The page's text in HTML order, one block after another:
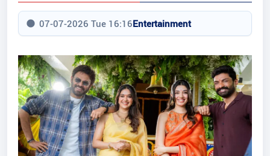
07-07-2026 Tue 16:16Entertainment